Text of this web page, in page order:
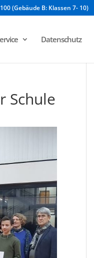
(Gebäude B: Klassen 7- 10)
Datenschutz
Schule